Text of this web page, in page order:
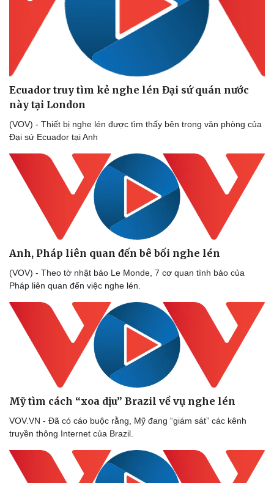
Thể thao
Bóng đá
Lịch thi đấu bóng đá
Thế giới thể thao
eSports
Hậu trường
Ô tô - Xe máy
Xe máy
Ecuador truy tìm kẻ nghe lén Đại sứ quán nước
này tại London
(VOV) - Thiết bị nghe lén được tìm thấy bên trong văn phòng của
Đại sứ Ecuador tại Anh
Anh, Pháp liên quan đến bê bối nghe lén
(VOV) - Theo tờ nhật báo Le Monde, 7 cơ quan tình báo của
Pháp liên quan đến việc nghe lén.
Mỹ tìm cách “xoa dịu” Brazil về vụ nghe lén
VOV.VN - Đã có cáo buộc rằng, Mỹ đang “giám sát” các kênh
truyền thông Internet của Brazil.